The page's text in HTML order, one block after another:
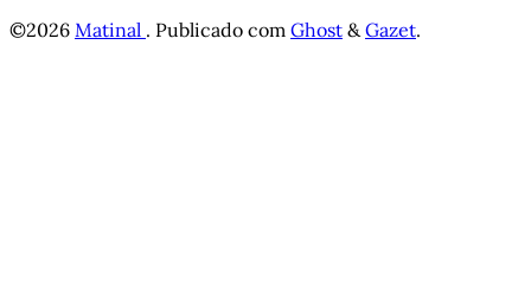
©2026 Matinal . Publicado com Ghost & Gazet.